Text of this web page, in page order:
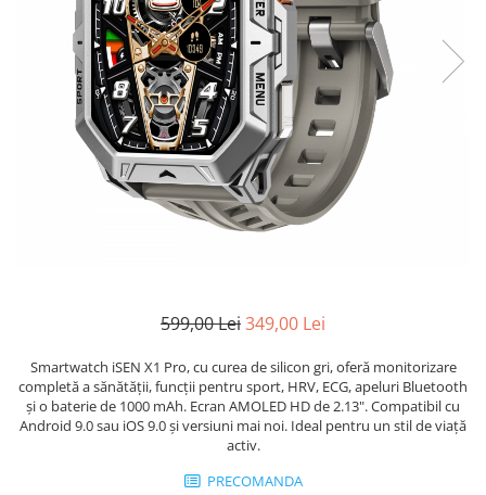
599,00 Lei349,00 Lei
Smartwatch iSEN X1 Pro, cu curea de silicon gri, oferă monitorizare
completă a sănătății, funcții pentru sport, HRV, ECG, apeluri Bluetooth
și o baterie de 1000 mAh. Ecran AMOLED HD de 2.13". Compatibil cu
Android 9.0 sau iOS 9.0 și versiuni mai noi. Ideal pentru un stil de viață
activ.
PRECOMANDA